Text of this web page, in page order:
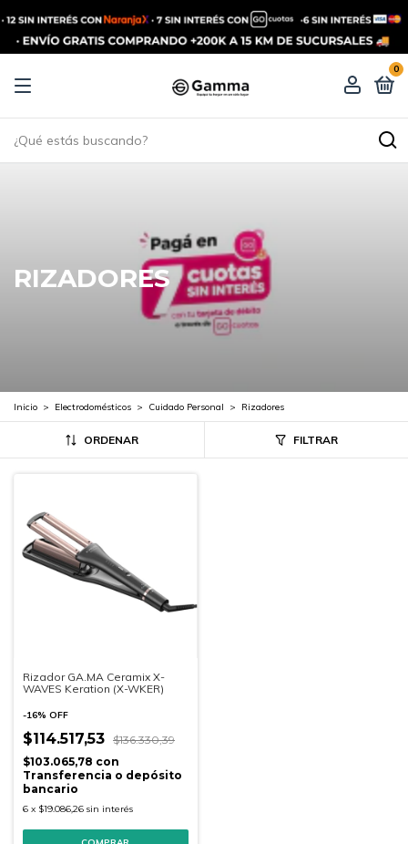
0
RIZADORES
Inicio > Electrodomésticos > Cuidado Personal > Rizadores
ORDENAR FILTRAR
Rizador GA.MA Ceramix X-
WAVES Keration (X-WKER)
-16% OFF
$114.517,53 $136.330,39
$103.065,78 con
Transferencia o depósito
bancario
6 x $19.086,26 sin interés